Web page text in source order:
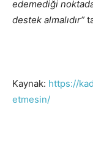
edemediği
destek almalıdır”
Kaynak: https://
etmesin/